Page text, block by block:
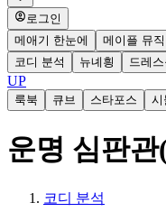
로그인
메애기 한눈에
메이플 뮤직
코디 분석
뉴녜힁 드레
UP
룩북 큐브 스타포스 시
운명 심판관
코디 분석